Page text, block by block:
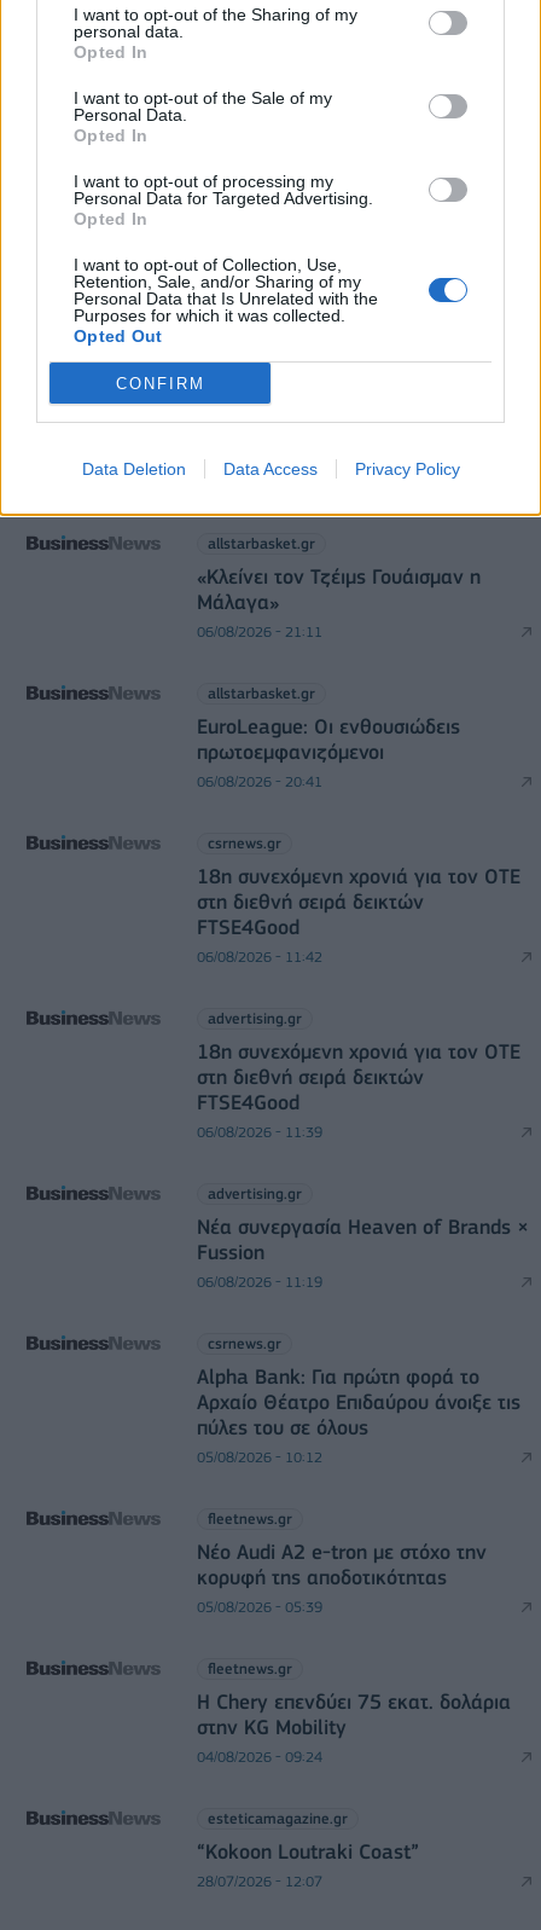
I want to opt-out of the Sharing of my
personal data.
Opted In
I want to opt-out of the Sale of my
Personal Data.
Opted In
I want to opt-out of processing my
Personal Data for Targeted Advertising.
Opted In
I want to opt-out of Collection, Use,
Retention, Sale, and/or Sharing of my
Personal Data that Is Unrelated with the
Purposes for which it was collected.
Opted Out
CONFIRM
Data Deletion Data Access Privacy Policy
Google DeepMind και Chief Scientist της Alphabet
06/08/2026 - 09:32
Ρωσία: Η Μόσχα δηλώνει ότι κατέρριψε 605
ουκρανικά drones τη νύχτα - Ελαφρές ζημιές σε
αποθήκη της Wildberries
06/08/2026 - 10:30 ΚΟΣΜΟΣ
Metlen: Ρεκόρ EBITDA στο α' εξάμηνο, στα 550
εκατ. ευρώ – Καθαρά κέρδη 313 εκατ. ευρώ
06/08/2026 - 09:12 ΕΠΙΧΕΙΡΗΣΕΙΣ
allstarbasket.gr
«Κλείνει τον Τζέιμς Γουάισμαν η
Μάλαγα»
06/08/2026 - 21:11
allstarbasket.gr
EuroLeague: Οι ενθουσιώδεις
πρωτοεμφανιζόμενοι
06/08/2026 - 20:41
csrnews.gr
18η συνεχόμενη χρονιά για τον ΟΤΕ
στη διεθνή σειρά δεικτών
FTSE4Good
06/08/2026 - 11:42
advertising.gr
18η συνεχόμενη χρονιά για τον ΟΤΕ
στη διεθνή σειρά δεικτών
FTSE4Good
06/08/2026 - 11:39
advertising.gr
Νέα συνεργασία Heaven of Brands ×
Fussion
06/08/2026 - 11:19
csrnews.gr
Alpha Bank: Για πρώτη φορά το
Αρχαίο Θέατρο Επιδαύρου άνοιξε τις
πύλες του σε όλους
05/08/2026 - 10:12
fleetnews.gr
Νέο Audi A2 e-tron με στόχο την
κορυφή της αποδοτικότητας
05/08/2026 - 05:39
fleetnews.gr
Η Chery επενδύει 75 εκατ. δολάρια
στην KG Mobility
04/08/2026 - 09:24
esteticamagazine.gr
“Kokoon Loutraki Coast”
28/07/2026 - 12:07